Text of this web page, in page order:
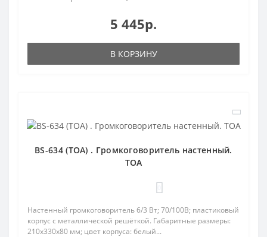
5 445р.
В КОРЗИНУ
BS-634 (TOA) . Громкоговоритель настенный.
TOA
Настенный громкоговоритель 6/3 Вт; 70/100В; пластиковый
корпус с металлической решёткой. Габаритные размеры:
210х330х80 мм; цвет корпуса: белый...